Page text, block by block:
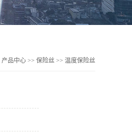
产品中心 >> 保险丝 >> 温度保险丝